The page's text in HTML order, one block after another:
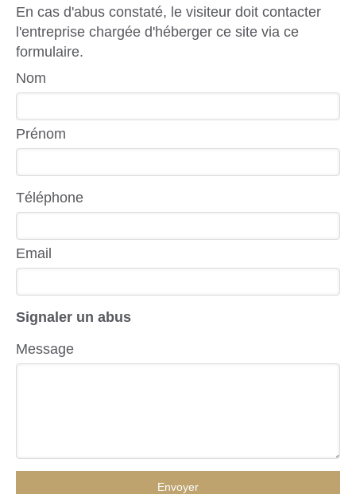
En cas d'abus constaté, le visiteur doit contacter
l'entreprise chargée d'héberger ce site via ce
formulaire.
Nom
Prénom
Téléphone
Email
Signaler un abus
Message
Envoyer